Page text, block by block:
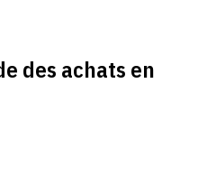
des achats en